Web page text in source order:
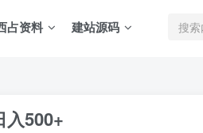
占资料 建站源码
入500+